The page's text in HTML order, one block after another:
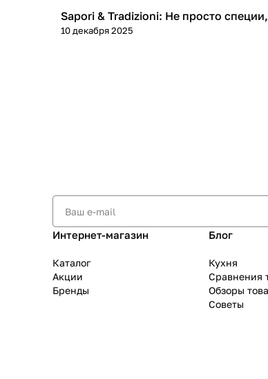
Кухня
Sapori & Tradizioni: Не просто
10 декабря 2025
Интернет-магазин
Каталог
Акции
Бренды
Блог
Кухня
Сравнения
Обзоры
Советы